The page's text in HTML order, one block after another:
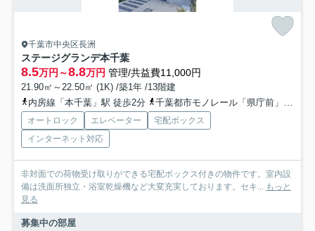
千葉市中央区長洲
ステージグランデ本千葉
8.5万円～8.8万円 管理/共益費11,000円
21.90㎡～22.50㎡ (1K) /築1年 /13階建
内房線「本千葉」駅 徒歩2分
千葉都市モノレール「県庁前」駅 徒歩3分
オートロック エレベーター
宅配ボックス
インターネット対応
非対面での荷物受け取りができる宅配ボックス付きの物件です。室内設
備は洗面所独立・浴室乾燥機など大変充実しております。セキ... もっと
見る
募集中の部屋